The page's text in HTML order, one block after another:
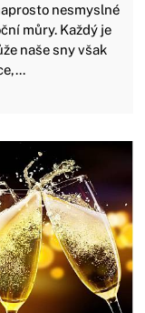
nesmyslné
můry. Každý je
naše sny však